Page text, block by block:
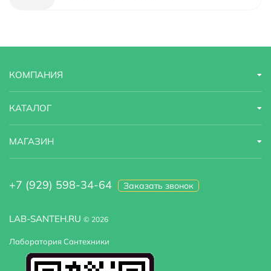
Система гидромассажа
предусмотрена
Гарантийный срок
Форма прямоугольная
LAB-SANTEH.RU © 2026
Лаборатория Сантехники
КОМПАНИЯ
КАТАЛОГ
МАГАЗИН
+7 (929) 598-34-64 Заказать звонок